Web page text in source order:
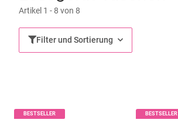
Artikel 1 - 8 von 8
Filter und Sortierung
BESTSELLER BESTSELLER